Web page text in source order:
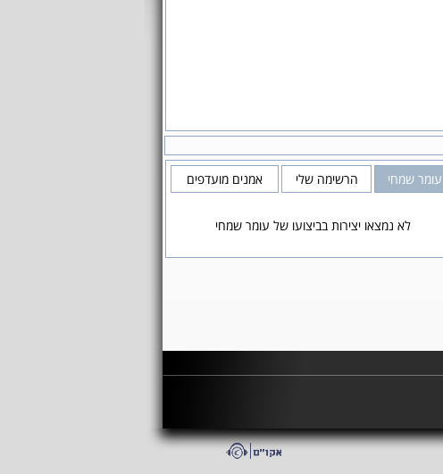
עומר שמחי הרשימה שלי אמנים מועדפים
לא נמצאו יצירות בביצועו של עומר שמחי